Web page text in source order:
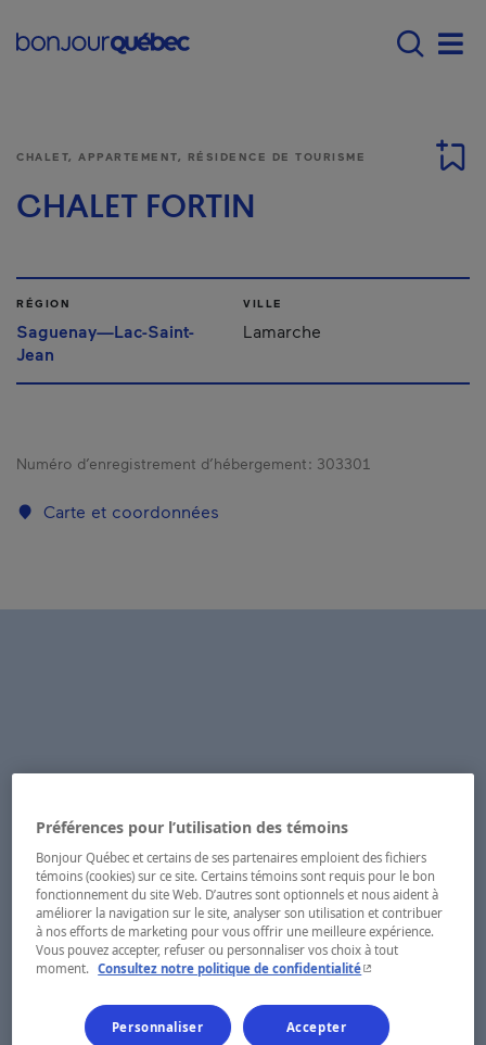
Main navigation -
CHALET, APPARTEMENT, RÉSIDENCE DE TOURISME
CHALET FORTIN
RÉGION
Saguenay—Lac-Saint-
Jean
VILLE
Lamarche
Numéro d’enregistrement d’hébergement : 303301
Carte et coordonnées
Préférences pour l’utilisation des témoins
Bonjour Québec et certains de ses partenaires emploient des fichiers
témoins (cookies) sur ce site. Certains témoins sont requis pour le bon
fonctionnement du site Web. D’autres sont optionnels et nous aident à
améliorer la navigation sur le site, analyser son utilisation et contribuer
à nos efforts de marketing pour vous offrir une meilleure expérience.
Vous pouvez accepter, refuser ou personnaliser vos choix à tout
moment.
Consultez notre politique de confidentialité- Cet hyperlien
Personnaliser Accepter